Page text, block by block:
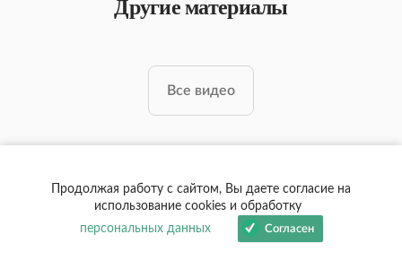
Другие материалы
Все видео
Поддержать автора
Вы можете поддержать развитие
Продолжая работу с сайтом, Вы даете согласие на
использование cookies и обработку
персональных данных
Согласен